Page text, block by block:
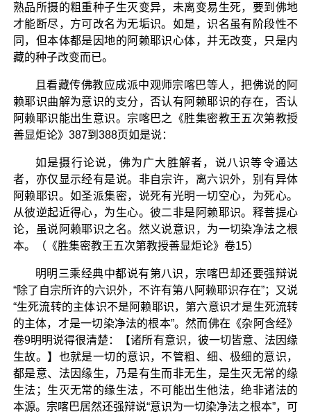
熟品所摄的粗重种子生灭变异，未离变易生死，要到佛地
才能断尽，方可改名为无垢识。如是，识名虽有阶段性不
同，但本体都是因地的阿赖耶识心体，并无改变，只是内
藏的种子改变而已。
且看藏传佛教应成派中观师宗喀巴等人，把佛说的阿
赖耶识曲解为意识的支分，否认有阿赖耶识的存在，否认
阿赖耶识能出生意识。宗喀巴之《胜集密教王五次第教授
善显炬论》387到388页如是说：
如是摄行论说，佛为广大胜解者，说八识等令通达
者，亦仅显示经有是说。非自宗许，离六识外，别有异体
阿赖耶识。如圣派集密，说死有光明一切空心，为死心。
从彼逆起近得心，为生心。彼二非是阿赖耶识。释菩提心
论，虽说阿赖耶识之名。然义说意识，为一切染净法之根
本。（《胜集密教王五次第教授善显炬论》卷15）
明明三乘经典中都说有第八识，宗喀巴却还要强辩说
“除了自宗所许的六识外，不许有第八阿赖耶识存在”；又说
“生死流转的主体识不是阿赖耶识，第六意识才是生死流转
的主体，才是一切染净法的根本”。然而佛在《杂阿含经》
卷9明明说得很清楚：【诸所有意识，彼一切皆意、法因缘
生故。】也就是一切的意识，不管粗、细、极细的意识，
都是意、法因缘生，乃是有生而非无生，是生灭无常的缘
生法；生灭无常的缘生法，不可能出生他法，绝非诸法的
本源。宗喀巴居然还强辩说“意识为一切染净法之根本”，可